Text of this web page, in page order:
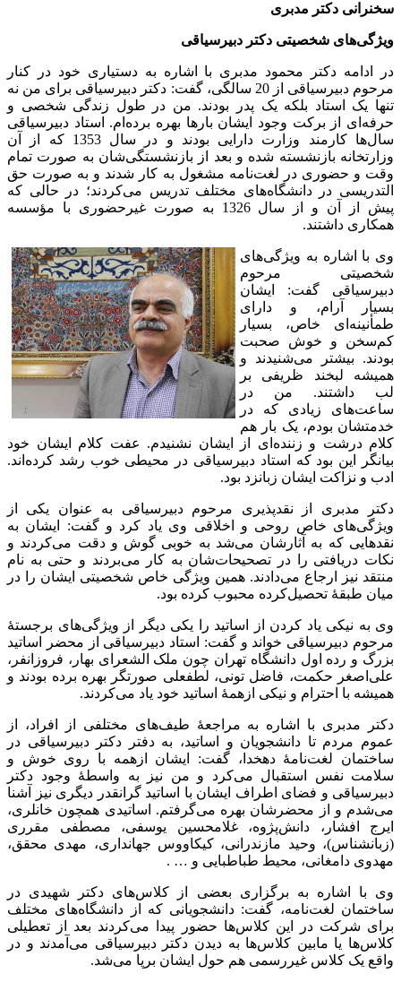
سخنرانی دکتر مدبری
ویژگی‌های شخصیتی دکتر دبیرسیاقی
در ادامه دکتر محمود مدبری با اشاره به دستیاری خود در کنار
مرحوم دبیرسیاقی از 20 سالگی، گفت: دکتر دبیرسیاقی برای من نه
تنها یک استاد بلکه یک پدر بودند. من در طول زندگی شخصی و
حرفه‌ای از برکت وجود ایشان بارها بهره برده‌ام. استاد دبیرسیاقی
سال‌ها کارمند وزارت دارایی بودند و در سال 1353 که از آن
وزارتخانه بازنشسته شده و بعد از بازنشستگی‌شان به صورت تمام
وقت و حضوری در لغت‌نامه مشغول به کار شدند و به صورت حق
التدریسی در دانشگاه‌های مختلف تدریس می‌کردند؛ در حالی که
پیش از آن و از سال 1326 به صورت غیرحضوری با مؤسسه
همکاری داشتند.
وی با اشاره به ویژگی‌های
شخصیتی مرحوم
دبیرسیاقی گفت: ایشان
بسیار آرام، و دارای
طمأنینه‌ای خاص، بسیار
کم‌سخن و خوش صحبت
بودند. بیشتر می‌شنیدند و
همیشه لبخند ظریفی بر
لب داشتند. من در
ساعت‌های زیادی که در
خدمتشان بودم، یک بار هم
کلام درشت و زننده‌ای از ایشان نشنیدم. عفت کلام ایشان خود
بیانگر این بود که استاد دبیرسیاقی در محیطی خوب رشد کرده‌اند.
ادب و نزاکت ایشان زبانزد بود.
دکتر مدبری از نقدپذیری مرحوم دبیرسیاقی به عنوان یکی از
ویژگی‌های خاص روحی و اخلاقی وی یاد کرد و گفت: ایشان به
نقدهایی که به آثارشان می‌شد به خوبی گوش و دقت می‌کردند و
نکات دریافتی را در تصحیحات‌شان به کار می‌بردند و حتی به نام
منتقد نیز ارجاع می‌دادند. همین ویژگی خاص شخصیتی ایشان را در
میان طبقۀ تحصیل‌کرده محبوب کرده بود.
وی به نیکی یاد کردن از اساتید را یکی دیگر از ویژگی‌های برجستۀ
مرحوم دبیرسیاقی خواند و گفت: استاد دبیرسیاقی از محضر اساتید
بزرگ و رده اول دانشگاه تهران چون ملک الشعرای بهار، فروزانفر،
علی‌اصغر حکمت، فاضل تونی، لطفعلی صورتگر بهره برده بودند و
همیشه با احترام و نیکی ازهمۀ اساتید خود یاد می‌کردند.
دکتر مدبری با اشاره به مراجعۀ طیف‌های مختلفی از افراد، از
عموم مردم تا دانشجویان و اساتید، به دفتر دکتر دبیرسیاقی در
ساختمان لغت‌نامۀ دهخدا، گفت: ایشان ازهمه با روی خوش و
سلامت نفس استقبال می‌کرد و من نیز به واسطۀ وجود دکتر
دبیرسیاقی و فضای اطراف ایشان با اساتید گرانقدر دیگری نیز آشنا
می‌شدم و از محضرشان بهره می‌گرفتم. اساتیدی همچون خانلری،
ایرج افشار، دانش‌‌‌‌‌‌‌‌‌‌‌‌‌‌‌‌‌‌‌‌‌‌‌‌‌‌‌‌‌‌‌‌‌‌‌‌‌‌‌‌‌‌‌‌‌‌‌‌‌‌‌‌‌‌‌‌‌‌‌‌‌‌‌‌‌‌‌‌‌‌پژوه، غلامحسین یوسفی، مصطفی مقرری
(زبانشناس)، وحید مازندرانی، کیکاووس جهانداری، مهدی محقق،
مهدوی دامغانی، محیط طباطبایی و … .
وی با اشاره به برگزاری بعضی از کلاس‌های دکتر شهیدی در
ساختمان لغت‌نامه، گفت: دانشجویانی که از دانشگاه‌های مختلف
برای شرکت در این کلاس‌ها حضور پیدا می‌کردند بعد از تعطیلی
کلاس‌ها یا مابین کلاس‌ها به دیدن دکتر دبیرسیاقی می‌آمدند و در
واقع یک کلاس غیررسمی هم حول ایشان برپا می‌شد.